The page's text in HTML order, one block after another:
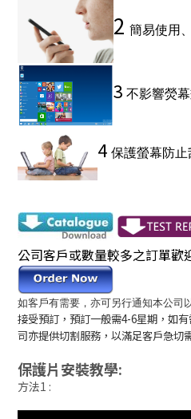
2 簡易使用
3 不影響熒
4 保護螢幕防
公司客戶或數量較多之訂單歡
如客戶有需要，亦可另行通知本公司
接受預訂，預訂一般需4-6星期，如
司亦提供切割服務，以滿足客戶急切
保護片安裝教學:
方法1 :